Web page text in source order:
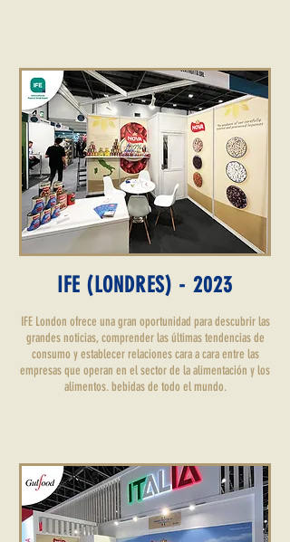
IFE (LONDRES) - 2023
IFE London ofrece una gran oportunidad para descubrir las
grandes noticias, comprender las últimas tendencias de
consumo y establecer relaciones cara a cara entre las
empresas que operan en el sector de la alimentación y los
alimentos. bebidas de todo el mundo.